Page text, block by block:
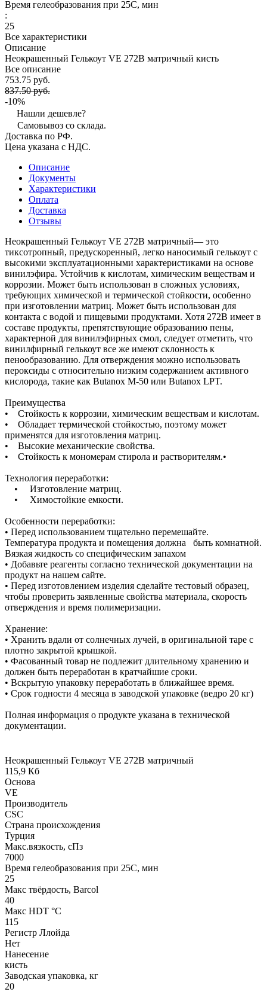
Время гелеобразования при 25С, мин
:
25
Все характеристики
Описание
Неокрашенный Гелькоут VE 272B матричный кисть
Все описание
753.75 руб.
837.50 руб.
-10%
Нашли дешевле?
Самовывоз со склада.
Доставка по РФ.
Цена указана с НДС.
Описание
Документы
Характеристики
Оплата
Доставка
Отзывы
Неокрашенный Гелькоут VE 272B матричный— это
тиксотропный, предускоренный, легко наносимый гелькоут с
высокими эксплуатационными характеристиками на основе
винилэфира. Устойчив к кислотам, химическим веществам и
коррозии. Может быть использован в сложных условиях,
требующих химической и термической стойкости, особенно
при изготовлении матриц. Может быть использован для
контакта с водой и пищевыми продуктами. Хотя 272B имеет в
составе продукты, препятствующие образованию пены,
характерной для винилэфирных смол, следует отметить, что
винилфирный гелькоут все же имеют склонность к
пенообразованию. Для отверждения можно использовать
пероксиды с относительно низким содержанием активного
кислорода, такие как Butanox M-50 или Butanox LPT.
Преимущества
• Стойкость к коррозии, химическим веществам и кислотам.
• Обладает термической стойкостью, поэтому может
применятся для изготовления матриц.
• Высокие механические свойства.
• Стойкость к мономерам стирола и растворителям.•
Технология переработки:
• Изготовление матриц.
• Химостойкие емкости.
Особенности переработки:
• Перед использованием тщательно перемешайте.
Температура продукта и помещения должна быть комнатной.
Вязкая жидкость со специфическим запахом
• Добавьте реагенты согласно технической документации на
продукт на нашем сайте.
• Перед изготовлением изделия сделайте тестовый образец,
чтобы проверить заявленные свойства материала, скорость
отверждения и время полимеризации.
Хранение:
• Хранить вдали от солнечных лучей, в оригинальной таре с
плотно закрытой крышкой.
• Фасованный товар не подлежит длительному хранению и
должен быть переработан в кратчайшие сроки.
• Вскрытую упаковку переработать в ближайшее время.
• Срок годности 4 месяца в заводской упаковке (ведро 20 кг)
Полная информация о продукте указана в технической
документации.
Неокрашенный Гелькоут VE 272B матричный
115,9 Кб
Основа
VE
Производитель
CSC
Страна происхождения
Турция
Макс.вязкoсть, сПз
7000
Время гелеобразования при 25С, мин
25
Макс твёрдость, Barcol
40
Макс HDT °С
115
Регистр Ллойда
Нет
Нанесение
кисть
Заводская упаковка, кг
20